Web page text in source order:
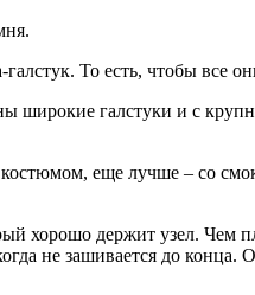
То есть, чтобы
широкие галстуки и с
еще лучше – со
хорошо держит узел. Чем
не зашивается до